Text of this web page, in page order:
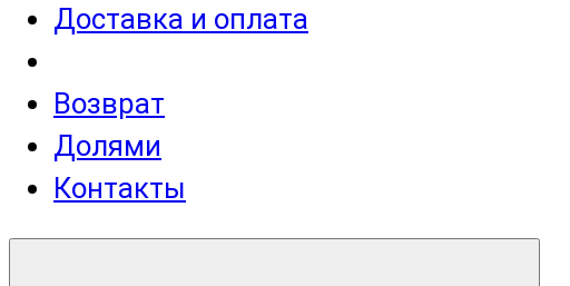
Доставка и оплата
Возврат
Долями
Контакты